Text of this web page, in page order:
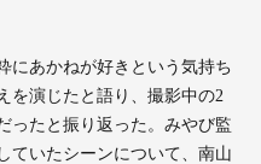
にあかねが好きという気持ち
を演じたと語り、撮影中の2
ったと振り返った。みやび監
ていたシーンについて、南山